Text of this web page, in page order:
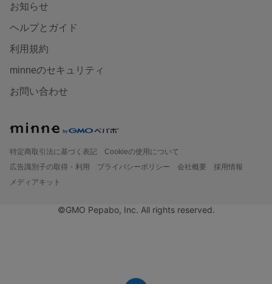
お知らせ
ヘルプとガイド
利用規約
minneのセキュリティ
お問い合わせ
特定商取引法に基づく表記
Cookieの使用について
広告識別子の取得・利用
プライバシーポリシー 会社概要
採用情報
メディアキット
©GMO Pepabo, Inc. All rights reserved.